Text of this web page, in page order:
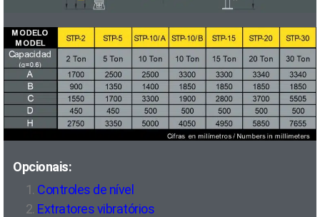
Opcionais:
Controles de nível
Extratores vibratórios